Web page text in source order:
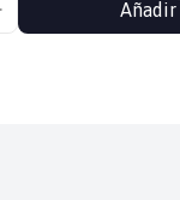
Añadir